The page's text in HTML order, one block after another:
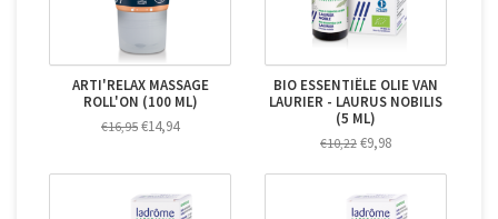
ARTI'RELAX MASSAGE
ROLL'ON (100 ML)
€16,95 €14,94
BIO ESSENTIËLE OLIE VAN
LAURIER - LAURUS NOBILIS
(5 ML)
€10,22 €9,98